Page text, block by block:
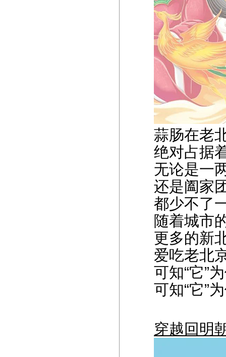
蒜肠在老
绝对占据
无论是一
还是阖家
都少不了
随着城市
更多的新
爱吃老北
可知“它”
可知“它”
穿越回明